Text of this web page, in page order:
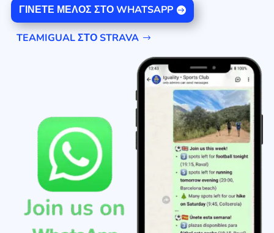
ΓΊΝΕΤΕ ΜΈΛΟΣ ΣΤΟ WHATSAPP
TEAMIGUAL ΣΤΟ STRAVA